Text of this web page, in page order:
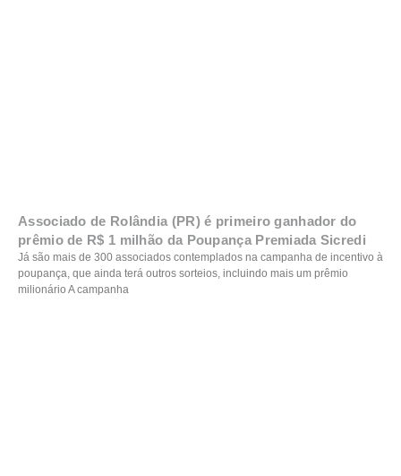
Associado de Rolândia (PR) é primeiro ganhador do
prêmio de R$ 1 milhão da Poupança Premiada Sicredi
Já são mais de 300 associados contemplados na campanha de incentivo à
poupança, que ainda terá outros sorteios, incluindo mais um prêmio
milionário A campanha